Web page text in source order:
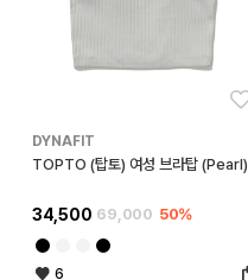
DYNAFIT
TOPTO (탑토) 여성 브라탑 (Pearl)
34,500 69,000 50%
6